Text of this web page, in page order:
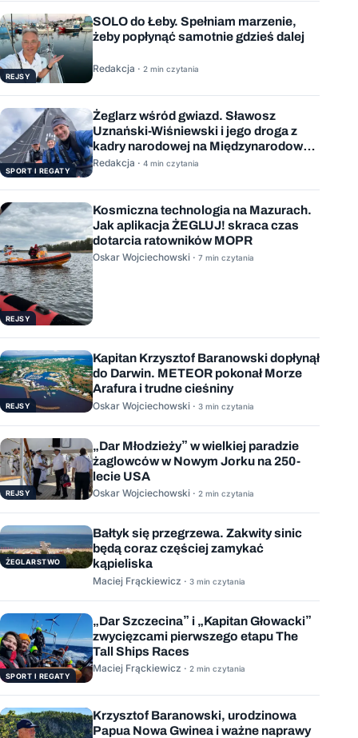
REJSY
SOLO do Łeby. Spełniam marzenie,
żeby popłynąć samotnie gdzieś dalej
Redakcja · 2 min czytania
SPORT I REGATY
Żeglarz wśród gwiazd. Sławosz
Uznański-Wiśniewski i jego droga z
kadry narodowej na Międzynarodową
Stację Kosmiczną
Redakcja · 4 min czytania
REJSY
Kosmiczna technologia na Mazurach.
Jak aplikacja ŻEGLUJ! skraca czas
dotarcia ratowników MOPR
Oskar Wojciechowski · 7 min czytania
REJSY
Kapitan Krzysztof Baranowski dopłynął
do Darwin. METEOR pokonał Morze
Arafura i trudne cieśniny
Oskar Wojciechowski · 3 min czytania
REJSY
„Dar Młodzieży” w wielkiej paradzie
żaglowców w Nowym Jorku na 250-
lecie USA
Oskar Wojciechowski · 2 min czytania
ŻEGLARSTWO
Bałtyk się przegrzewa. Zakwity sinic
będą coraz częściej zamykać
kąpieliska
Maciej Frąckiewicz · 3 min czytania
SPORT I REGATY
„Dar Szczecina” i „Kapitan Głowacki”
zwycięzcami pierwszego etapu The
Tall Ships Races
Maciej Frąckiewicz · 2 min czytania
Krzysztof Baranowski, urodzinowa
Papua Nowa Gwinea i ważne naprawy